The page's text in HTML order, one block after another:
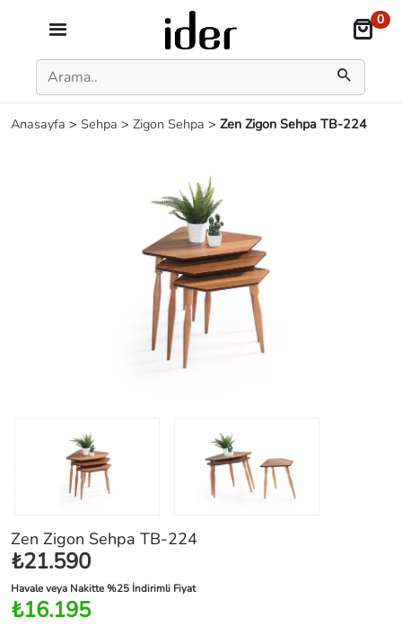
0
Anasayfa > Sehpa > Zigon Sehpa > Zen Zigon Sehpa TB-224
Zen Zigon Sehpa TB-224
₺21.590
Havale veya Nakitte %25 İndirimli Fiyat
₺16.195